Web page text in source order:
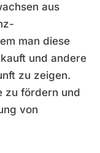
aus
man diese
und andere
zu zeigen.
zu fördern und
von